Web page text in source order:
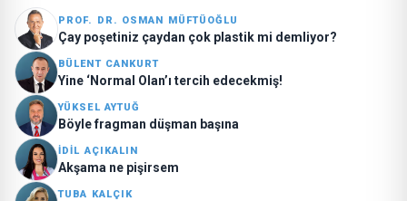
PROF. DR. OSMAN MÜFTÜOĞLU
Çay poşetiniz çaydan çok plastik mi demliyor?
BÜLENT CANKURT
Yine ‘Normal Olan’ı tercih edecekmiş!
YÜKSEL AYTUĞ
Böyle fragman düşman başına
İDİL AÇIKALIN
Akşama ne pişirsem
TUBA KALÇIK